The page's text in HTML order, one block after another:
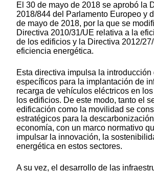
El 30 de mayo de 2018 se aprobó la
2018/844 del Parlamento Europeo y
de mayo de 2018, por la que se
Directiva 2010/31/UE relativa a la
de los edificios y la Directiva 2012/
eficiencia energética.
Esta directiva impulsa la introducción
específicos para la implantación de
recarga de vehículos eléctricos en
los edificios. De este modo, tanto el
edificación como la movilidad se
estratégicos para la
economía, con un marco normativo
impulsar la innovación, la
energética en estos sectores.
A su vez, el desarrollo de las